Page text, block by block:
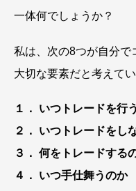
一体何でしょうか？
私は、次の8つが自分で
大切な要素だと考えてい
１． いつトレードを行
２． いつトレードをし
３． 何をトレードする
４． いつ手仕舞うのか